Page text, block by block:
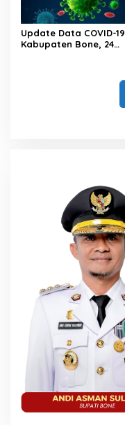
Update Data COVID-19
Kabupaten Bone, 24